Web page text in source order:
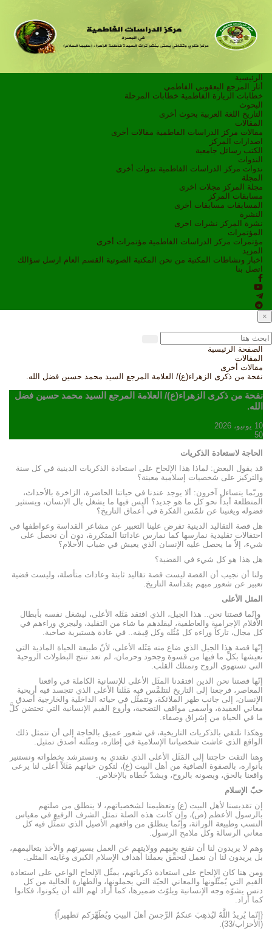
الرئيسية
أثار المرجع اليعقوبي الفاطمي
خطابات الزيارة الفاطمية خطابات المرحلة
البحوث
التاريخ
اللغة العربية بحوث أخرى
المقالات
مقالات مركز الدراسات الفاطمية مقالات أخرى
اصدارات المركز
الكتب رسائل جامعية
الندوات
ندوات مركز الدراسات الفاطمية ندوات أخرى
المجلة
مجلة المركز مجلات اخرى
مسابقات المركز
المسابقات مسابقات أخرى
النشرة
نشرة المركز نشرات اخرى
المؤتمرات
مؤتمرات مركز الدراسات الفاطمية مؤتمرات أخرى
المزيد
اخبار ونشاطات
المكتبة من نحن المكتبة الصوتية القسم العام ارسل سؤالك
اتصل بنا
×
الصفحة الرئيسية
المقالات
مقالات أخرى
نفحة من ذكرى الزهراء(ع)/ العلامة المرجع السيد محمد حسين فضل الله.
نفحة من ذكرى الزهراء(ع)/ العلامة المرجع السيد محمد حسين فضل
الله.
10 يونيو، 2026
50
الحاجة لاستعادة الذكريات
قد يقول البعض: لماذا هذا الإلحاح على استعادة الذكريات الدينية في كل سنة
والتركيز على شخصيات إسلامية معينة؟
وربّما يتساءل آخرون: ألا يوجد عندنا في حياتنا الحاضرة، الزاخرة بالأحداث،
المتطلعة أبداً نحو كل ما هو جديد؟ أليس فيها ما يشغل بال الإنسان، ويستثير
فضوله ويغنينا عن تلمّس الفكرة في أعماق التاريخ؟
هل قصة التقاليد الدينية تفرض علينا التعبير عن مشاعر القداسة وعواطفها في
احتفالات تقليدية نمارسها كما نمارس عاداتنا المتكررة، دون أن نحصل على
شيء، إلاّ ما يحصل عليه الإنسان الذي يعيش في ضباب الأحلام؟
هل هذا هو كل شيء في القضية؟
ولنا أن نجيب أن القصة ليست قصة تقاليد ثابتة وعادات متأصلة، وليست قضية
تعبير عن شعور مبهم بقداسة التاريخ.
المثل الأعلى
وإنّما قصتنا نحن.. هذا الجيل، الذي افتقد مَثَله الأعلى، ليشغل نفسه بأبطال
الأفلام الإجرامية والعاطفية، ليقلدهم ما شاء من التقليد، وليجري وراءهم في
كل مجال، تاركاً وراءه كل مُثُله وكل قِيمَه.. في عادة هستيرية صاخبة.
إنّها قصة هذا الجيل الذي ضاع منه مَثَله الأعلى، لأنّ طبيعة الحياة المادية التي
نعيشها بكلِّ ما فيها من قسوة وجحود وحرمان، لم تعد تنتج البطولات الروحية
التي تستهوي الروح وتمتلك القلب.
إنّها قصتنا نحن الذين افتقدنا المثَل الأعلى للإنسانية الكاملة في واقعنا
المعاصر، فرجعنا إلى التاريخ لنتلمَّس فيه مَثَلنا الأعلى الذي تتجسد فيه أريحية
الإنسان، إلى جانب طهر الملائكة، وتتمثّل في حياته الداخلية والخارجية أصدق
معاني العقيدة، وأسمى مواقف التضحية، وأروع القيم الإنسانية التي تحتضن كلَّ
ما في الحياة من إشراق وصفاء.
وهكذا نلتقي بالذكريات التاريخية، في شعور عميق بالحاجة إلى أن نتمثل ذلك
الواقع الذي عاشت شخصياتنا الإسلامية في إطاره، ومثّلته أصدق تمثيل.
وهنا التقت حاجتنا إلى المَثَل الأعلى الذي نقتدي به ونسترشد بخطواته ونستنير
بأنواره، بالصفوة الصافية من أهل البيت (ع)، لتكون حياتهم مَثَلاً أعلى لنا يرعى
واقعنا بالحق، ويصونه بالروح، ويشدّ خُطاه بالإخلاص.
حبّ الإسلام
إن تقديسنا لأهل البيت (ع) وتعظيمنا لشخصياتهم، لا ينطلق من صلتهم
بالرسول الأعظم (ص)، وإن كانت هذه الصلة تمثل الشرف الرفيع في مقياس
النسب وطبيعة الوراثة، وإنّما ينطلق من واقعهم الأصيل الذي تتمثَّل فيه كل
معاني الرسالة وكل ملامح الرسول.
وهم لا يريدون لنا أن نقنع بحبهم وولايتهم عن العمل بسيرتهم والأخذ بتعاليمهم،
بل يريدون لنا أن نعمل لنحقِّق بعملنا أهداف الإسلام الكبرى وغايته المثلى.
ومن هنا كان الإلحاح على استعادة ذكرياتهم، يمثّل الإلحاح الواعي على استعادة
القيم التي يُمثّلونها والمعاني الحيّة التي يحملونها، والطهارة الخالية من كل
دنس يشوّه وجه الإنسانية ويلوّث ضميرها، كما أراد لهم الله أن يكونوا، فكانوا
كما أراد.
{إنّما يُريدُ اللَّهُ ليُذهِبَ عنكمُ الرِّجسَ أهلَ البيتِ ويُطَهِّرَكم تَطهيراً}
(الأحزاب/33).